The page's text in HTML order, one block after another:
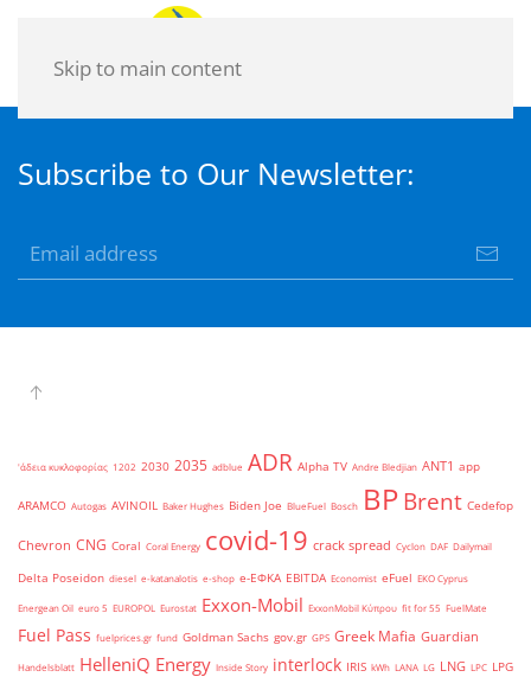
Skip to main content
Subscribe to Our Newsletter:
'άδεια κυκλοφορίας 1202 2030 2035 adblue ADR Alpha TV Andre Bledjian ANT1 app
ARAMCO Autogas AVINOIL Baker Hughes Biden Joe BlueFuel Bosch BPBrent Cedefop
Chevron CNG Coral Coral Energy covid-19 crack spread Cyclon DAF Dailymail
Delta Poseidon diesel e-katanalotis e-shop e-ΕΦΚΑ EBITDA Economist eFuel EKO Cyprus
Energean Oil euro 5 EUROPOL Eurostat Exxon-Mobil ExxonMobil Κύπρου fit for 55 FuelMate
Fuel Pass fuelprices.gr fund Goldman Sachs gov.gr GPS Greek Mafia Guardian
Handelsblatt HelleniQ Energy Inside Story interlock IRIS kWh LANA LG LNG LPC LPG